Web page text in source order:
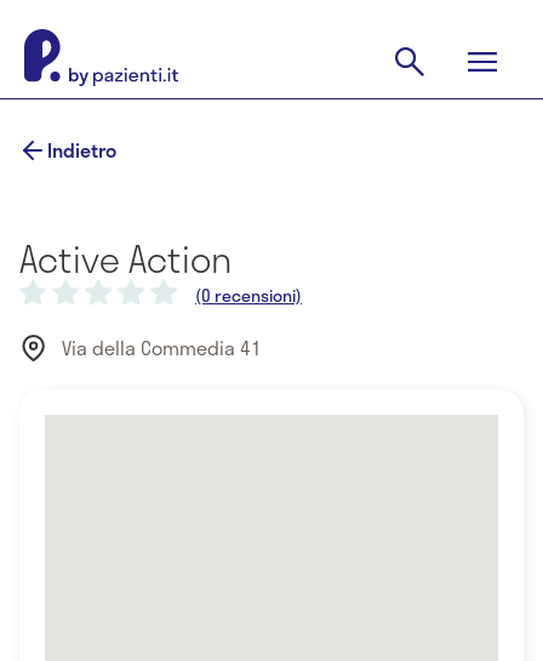
Indietro
Active Action
(0 recensioni)
Via della Commedia 41